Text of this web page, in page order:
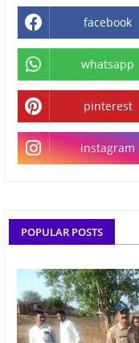
facebook
whatsapp
pinterest
instagram
POPULAR POSTS